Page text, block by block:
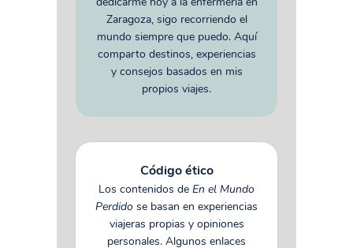
Zaragoza, sigo recorriendo el
mundo siempre que puedo. Aquí
comparto destinos, experiencias
y consejos basados en mis
propios viajes.
Código ético
Los contenidos de En el Mundo
Perdido se basan en experiencias
viajeras propias y opiniones
personales. Algunos enlaces